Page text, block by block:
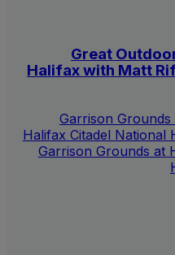
Great
Halifax with Matt
Garrison
Halifax Citadel
Garrison Grounds